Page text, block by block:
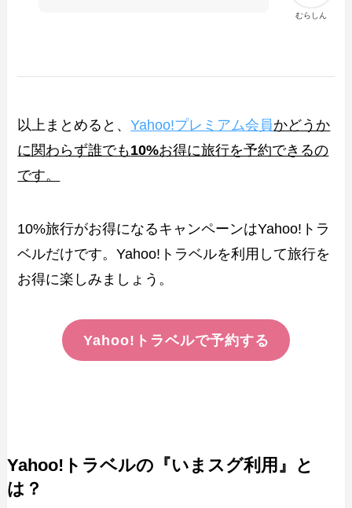
むらしん
以上まとめると、Yahoo!プレミアム会員かどうか
に関わらず誰でも10%お得に旅行を予約できるの
です。
10%旅行がお得になるキャンペーンはYahoo!トラ
ベルだけです。Yahoo!トラベルを利用して旅行を
お得に楽しみましょう。
Yahoo!トラベルで予約する
Yahoo!トラベルの『いまスグ利用』と
は？